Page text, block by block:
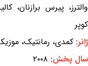
والترز، پیرس برازنان،
کوپر
ژانر: کمدی، رمانتیک،
سال پخش: ۲۰۰۸